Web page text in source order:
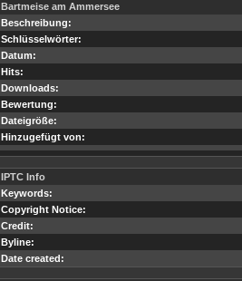
Bartmeise am Ammersee
Beschreibung:
Schlüsselwörter:
Datum:
Hits:
Downloads:
Bewertung:
Dateigröße:
Hinzugefügt von:
IPTC Info
Keywords:
Copyright Notice:
Credit:
Byline:
Date created: